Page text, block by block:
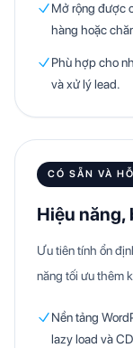
Mở rộng được
hàng hoặc
Phù hợp cho
và xử lý lead.
CÓ SẴN VÀ
Hiệu năng,
Ưu tiên tính ổn
năng tối ưu thêm
Nền tảng
lazy load và